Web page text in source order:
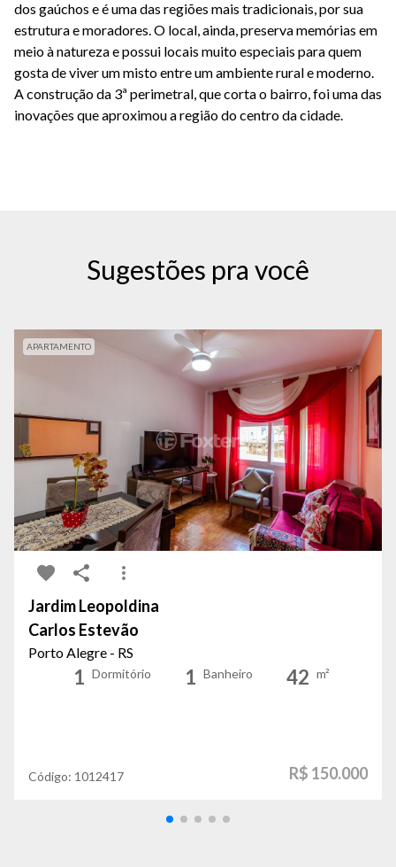
dos gaúchos e é uma das regiões mais tradicionais, por sua
estrutura e moradores. O local, ainda, preserva memórias em
meio à natureza e possui locais muito especiais para quem
gosta de viver um misto entre um ambiente rural e moderno.
A construção da 3ª perimetral, que corta o bairro, foi uma das
inovações que aproximou a região do centro da cidade.
Sugestões pra você
APARTAMENTO
Jardim Leopoldina
Carlos Estevão
Porto Alegre - RS
1 Dormitório 1 Banheiro 42 m²
Código: 1012417 R$ 150.000